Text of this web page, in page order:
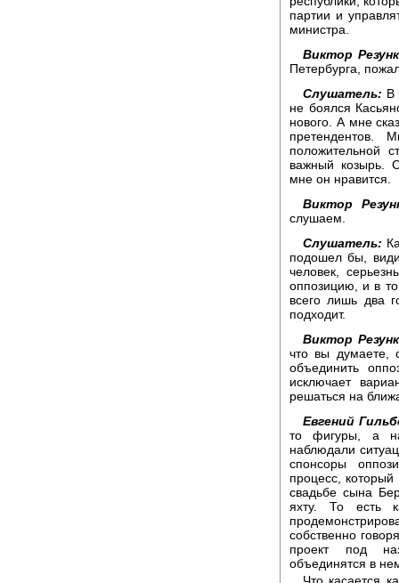
партии и
министра.
Виктор
Петербурга,
Слушатель: В
не боялся
нового. А мне
претендентов.
положительной
важный козырь.
мне он нравится.
Виктор
слушаем.
Слушатель:
подошел бы,
человек,
оппозицию, и в
всего лишь два
подходит.
Виктор
что вы думаете,
объединить
исключает
решаться на
Евгений
то фигуры, а
наблюдали
спонсоры
процесс,
свадьбе сына
яхту. То есть
собственно
проект под
объединятся в
Что касается